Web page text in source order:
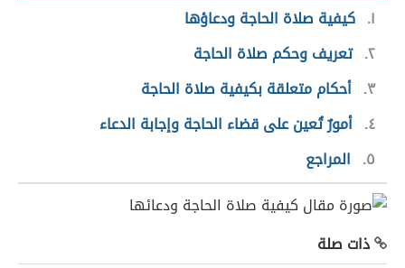
١ كيفية صلاة الحاجة ودعاؤها
٢ تعريف وحكم صلاة الحاجة
٣ أحكام متعلقة بكيفية صلاة الحاجة
٤ أمورٌ تُعين على قضاء الحاجة وإجابة الدعاء
٥
المراجع
ذات صلة